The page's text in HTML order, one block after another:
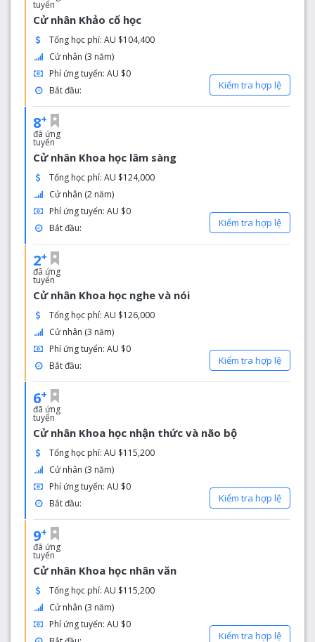
trao đổi sinh viên của chúng tôi là một trong những
cơ hội tốt nhất - bạn sẽ được lựa chọn với hơn 150
trường đại học đối tác tại hơn 40 quốc gia. Hơn
vậy, chương trình trao đổi scũng nâng cao giá trị
bằng cấp của bạn.
Sinh sống ở Sydney
: Được xếp hạng là thành phố
sinh viên tốt thứ 4 trên thế giới - và là trụ sở của
khoảng 500 công ty đa quốc gia - Sydney là nơi
tuyệt vời nhất để sinh sống và học tập.
tuyển
Cử nhân Khảo cổ học
Tổng học phí: AU $104,400
Cử nhân (3 năm)
Phí ứng tuyển: AU $0
Bắt đầu:
Kiểm tra hợp lệ
8+
đã ứng
tuyển
Cử nhân Khoa học lâm sàng
Tổng học phí: AU $124,000
Cử nhân (2 năm)
Phí ứng tuyển: AU $0
Bắt đầu:
Kiểm tra hợp lệ
2+
đã ứng
tuyển
Cử nhân Khoa học nghe và nói
Tổng học phí: AU $126,000
Cử nhân (3 năm)
Phí ứng tuyển: AU $0
Bắt đầu:
Kiểm tra hợp lệ
6+
đã ứng
tuyển
Cử nhân Khoa học nhận thức và não bộ
Tổng học phí: AU $115,200
Cử nhân (3 năm)
Phí ứng tuyển: AU $0
Bắt đầu:
Kiểm tra hợp lệ
9+
đã ứng
tuyển
Cử nhân Khoa học nhân văn
Tổng học phí: AU $115,200
Cử nhân (3 năm)
Phí ứng tuyển: AU $0
Kiểm tra hợp lệ